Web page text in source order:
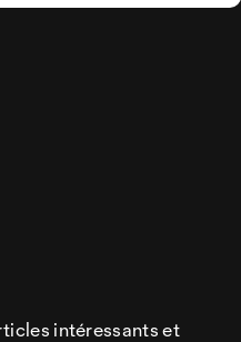
intéressants et